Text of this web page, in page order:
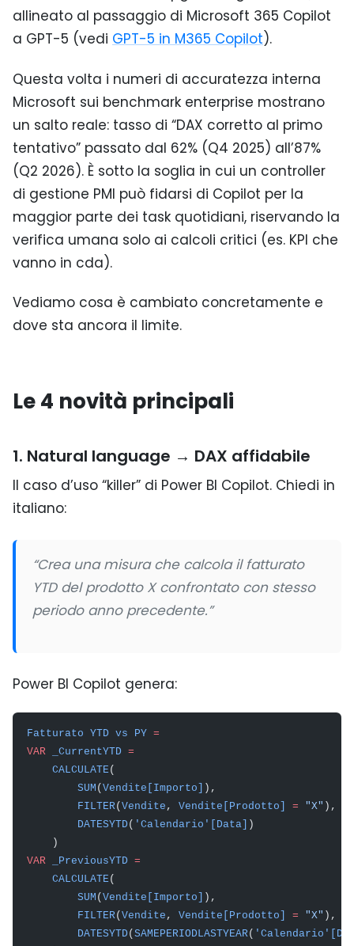
allineato al passaggio di Microsoft 365 Copilot
a GPT-5 (vedi GPT-5 in M365 Copilot).
Questa volta i numeri di accuratezza interna
Microsoft sui benchmark enterprise mostrano
un salto reale: tasso di “DAX corretto al primo
tentativo” passato dal 62% (Q4 2025) all’87%
(Q2 2026). È sotto la soglia in cui un controller
di gestione PMI può fidarsi di Copilot per la
maggior parte dei task quotidiani, riservando la
verifica umana solo ai calcoli critici (es. KPI che
vanno in cda).
Vediamo cosa è cambiato concretamente e
dove sta ancora il limite.
Le 4 novità principali
1. Natural language → DAX affidabile
Il caso d’uso “killer” di Power BI Copilot. Chiedi in
italiano:
“Crea una misura che calcola il fatturato
YTD del prodotto X confrontato con stesso
periodo anno precedente.”
Power BI Copilot genera:
Fatturato YTD vs PY =
VAR _CurrentYTD =
    CALCULATE
(
        SUM
( Vendite[Importo]
),
        FILTER
( Vendite , Vendite[Prodotto] = "X" ),
        DATESYTD
( 'Calendario'[Data]
)
    )
VAR _PreviousYTD =
    CALCULATE
(
        SUM
( Vendite[Importo]
),
        FILTER
( Vendite , Vendite[Prodotto] = "X" ),
        DATESYTD
( SAMEPERIODLASTYEAR(